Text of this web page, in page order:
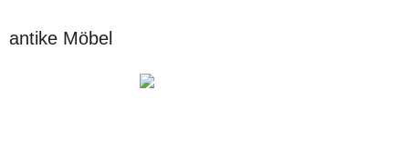
antike Möbel